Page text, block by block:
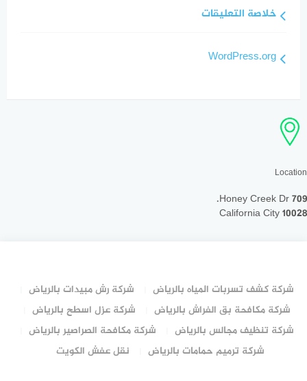
خلاصة التعليقات
WordPress.org
Location
709 Honey Creek Dr.
California City 10028
شركة كشف تسربات المياه بالرياض
شركة رش مبيدات بالرياض
شركة مكافحة بق الفراش بالرياض
شركة عزل اسطح بالرياض
شركة تنظيف مجالس بالرياض
شركة مكافحة الصراصير بالرياض
شركة ترميم حمامات بالرياض
نقل عفش الكويت